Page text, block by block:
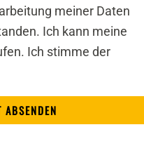
meiner Daten
Ich kann meine
Ich stimme der